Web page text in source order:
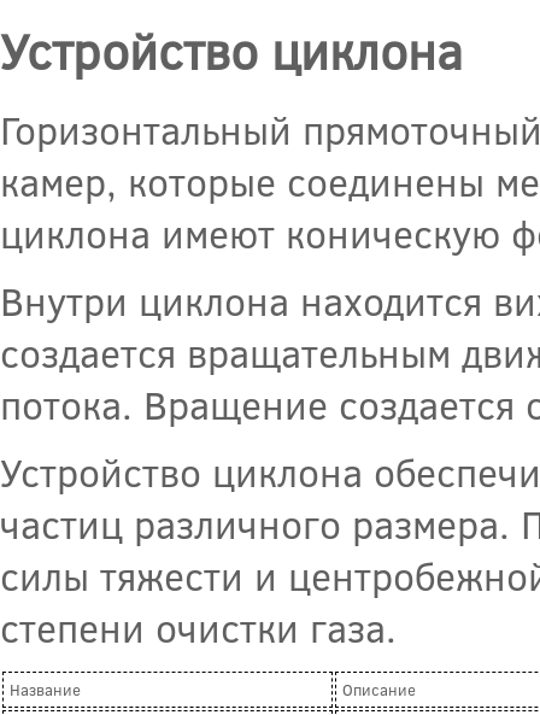
Устройство циклона
Горизонтальный
камер, которые соединены
циклона имеют коническую
Внутри циклона находится
создается вращательным
потока. Вращение
Устройство циклона
частиц различного
силы тяжести и
степени очистки газа.
Название
Описание